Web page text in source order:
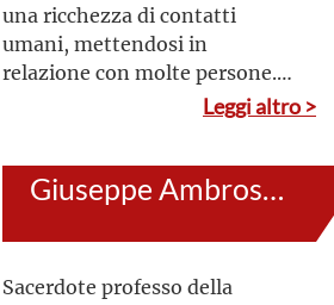
una ricchezza di contatti
umani, mettendosi in
relazione con molte persone.
Si dedicò all’insegnamento
carisma del suo Istituto. Visse
perfezione e il profondo senso
Leggi altro >
Giuseppe Ambrosoli
Sacerdote professo della